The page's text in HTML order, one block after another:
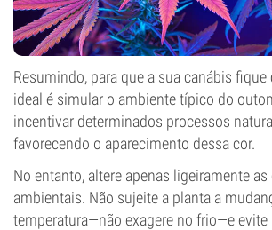
Resumindo, para que a sua canábis
ideal é simular o ambiente típico do
incentivar determinados processos
favorecendo o aparecimento dessa cor.
No entanto, altere apenas ligeiramente
ambientais. Não sujeite a planta a
temperatura—não exagere no frio—e evite